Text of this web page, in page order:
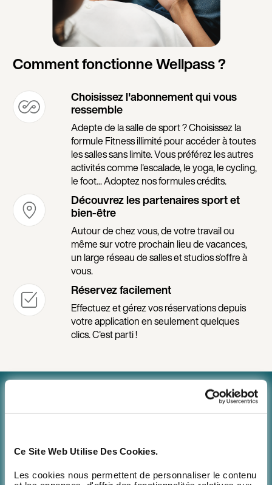
Ce Site Web Utilise Des Cookies.
Les cookies nous permettent de personnaliser le contenu
Comment fonctionne Wellpass ?
Choisissez l'abonnement qui vous
ressemble
Adepte de la salle de sport ? Choisissez la
formule Fitness illimité pour accéder à toutes
les salles sans limite. Vous préférez les autres
activités comme l'escalade, le yoga, le cycling,
le foot... Adoptez nos formules crédits.
Découvrez les partenaires sport et
bien-être
Autour de chez vous, de votre travail ou
même sur votre prochain lieu de vacances,
un large réseau de salles et studios s'offre à
vous.
Réservez facilement
Effectuez et gérez vos réservations depuis
votre application en seulement quelques
clics. C'est parti !
Le plus grand réseau de sport, à portée de
Accédez au plus grand réseau sport et bien-être de France
partenaires rejoignent le réseau pour diversifier votre